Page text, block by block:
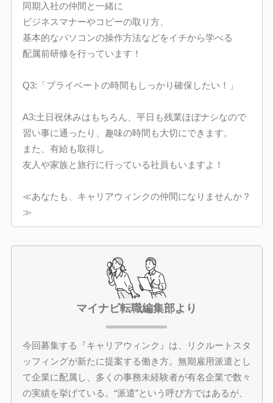
同期入社の仲間と一緒に
ビジネスマナーやコピーの取り方、
基本的なパソコンの操作方法などをイチから学べる
配属前研修を行っています！
Q3:「プライベートの時間もしっかり確保したい！」
A3:土日祝休みはもちろん、平日も残業ほぼナシなので
習い事に通ったり、趣味の時間も大切にできます。
また、有給も取得し
友人や家族と旅行に行っている社員もいますよ！
≪あなたも、キャリアウィンクの仲間になりませんか？
≫
マイナビ転職編集部より
今回募集する『キャリアウィンク』は、リクルートスタ
ッフィングが新たに提案する働き方。無期雇用派遣とし
て企業に配属し、多くの事務未経験者が有名企業で数々
の実績を挙げている。“派遣”という呼び方ではあるが、